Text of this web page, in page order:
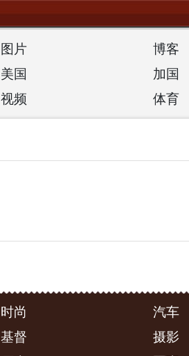
图片 博客
美国 加国
视频 体育
时尚 汽车
基督 摄影